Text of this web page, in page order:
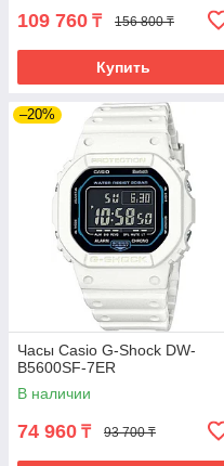
109 760 ₸ 156 800 ₸
Купить
–20%
Часы Casio G-Shock DW-
B5600SF-7ER
В наличии
74 960 ₸ 93 700 ₸